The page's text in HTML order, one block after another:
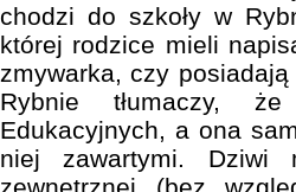
chodzi do szkoły w
której rodzice mieli
zmywarka, czy
Rybnie tłumaczy,
Edukacyjnych, a ona
niej zawartymi. Dziwi